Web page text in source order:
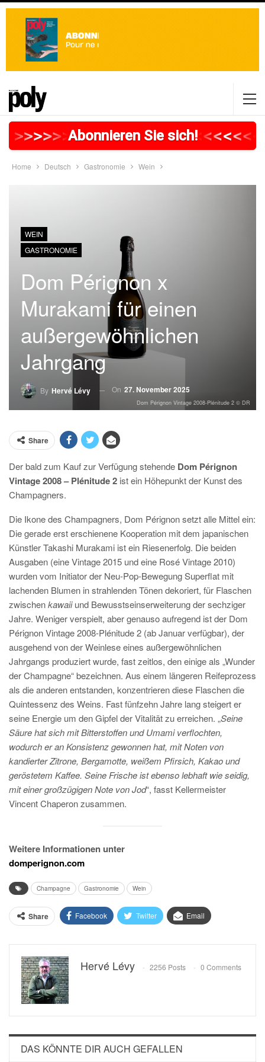
>>>>>>>>>>>>>>>>>
Abonnieren Sie sich!
<<<<<<<
Home Deutsch Gastronomie Wein
WEIN
GASTRONOMIE
Dom Pérignon x
Murakami für einen
außergewöhnlichen
Jahrgang
By Hervé Lévy On 27. November 2025
Dom Pérignon Vintage 2008-Plénitude 2 © DR
Share
Der bald zum Kauf zur Verfügung stehende Dom Pérignon
Vintage 2008 – Plénitude 2 ist ein Höhepunkt der Kunst des
Champagners.
Die Ikone des Champagners, Dom Pérignon setzt alle Mittel ein:
Die gerade erst erschienene Kooperation mit dem japanischen
Künstler Takashi Murakami ist ein Riesenerfolg. Die beiden
Ausgaben (eine Vintage 2015 und eine Rosé Vintage 2010)
wurden vom Initiator der Neu-Pop-Bewegung Superflat mit
lachenden Blumen in strahlenden Tönen dekoriert, für Flaschen
zwischenkawaiiund Bewusstseinserweiterung der sechziger
Jahre. Weniger verspielt, aber genauso aufregend ist der Dom
Pérignon Vintage 2008-Plénitude 2 (ab Januar verfügbar), der
ausgehend von der Weinlese eines außergewöhnlichen
Jahrgangs produziert wurde, fast zeitlos, den einige als „Wunder
der Champagne“ bezeichnen. Aus einem längeren Reifeprozess
als die anderen entstanden, konzentrieren diese Flaschen die
Quintessenz des Weins. Fast fünfzehn Jahre lang steigert er
seine Energie um den Gipfel der Vitalität zu erreichen. „Seine
Säure hat sich mit Bitterstoffen und Umami verflochten,
wodurch er an Konsistenz gewonnen hat, mit Noten von
kandierter Zitrone, Bergamotte, weißem Pfirsich, Kakao und
geröstetem Kaffee. Seine Frische ist ebenso lebhaft wie seidig,
mit einer großzügigen Note von Jod“, fasst Kellermeister
Vincent Chaperon zusammen.
Weitere Informationen unter
domperignon.com
Champagne Gastronomie Wein
Share Facebook Twitter Email
Hervé Lévy 2256 Posts 0 Comments
DAS KÖNNTE DIR AUCH GEFALLEN